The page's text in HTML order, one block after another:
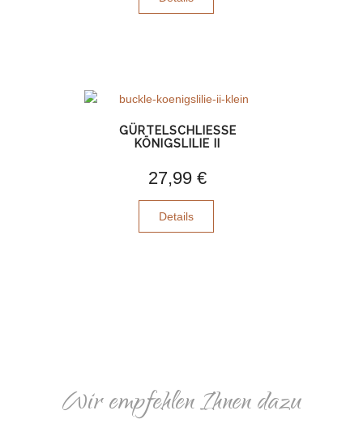
GÜRTELSCHLIESSE K
ÖNIGSLILIE II
27,99 €
Details
Wir empfehlen Ihnen dazu